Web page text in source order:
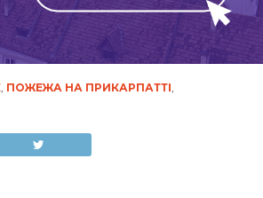
, ПОЖЕЖА НА ПРИКАРПАТТІ,